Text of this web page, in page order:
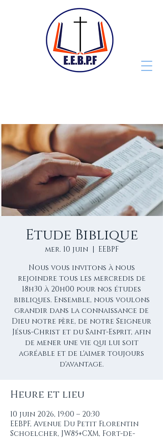
Etude Biblique
mer. 10 juin
  |
EEBPF
Nous vous invitons à nous
rejoindre tous les mercredis de
18h30 à 20h00 pour nos études
bibliques. Ensemble, nous voulons
grandir dans la connaissance de
Dieu notre père, de notre Seigneur
Jésus-Christ et du Saint-Esprit, afin
de mener une vie qui lui soit
agréable et de l'aimer toujours
d'avantage.
Heure et lieu
10 juin 2026, 19:00 – 20:30
EEBPF, Avenue Du Petit Florentin
Schoelcher, JW85+CXM, Fort-de-